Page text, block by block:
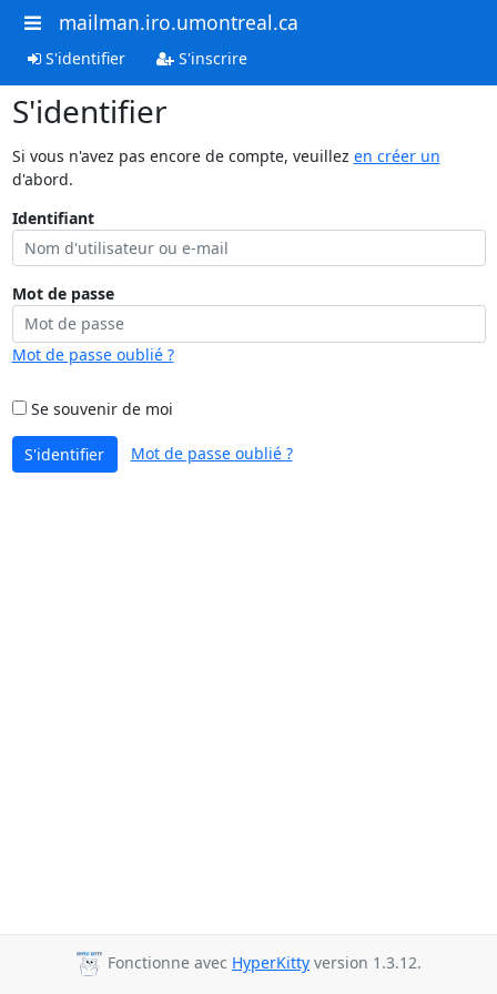
mailman.iro.umontreal.ca
S'identifier S'inscrire
S'identifier
Si vous n'avez pas encore de compte, veuillez en créer un
d'abord.
Identifiant
Mot de passe
Mot de passe oublié ?
Se souvenir de moi
S'identifier Mot de passe oublié ?
Fonctionne avec HyperKitty version 1.3.12.